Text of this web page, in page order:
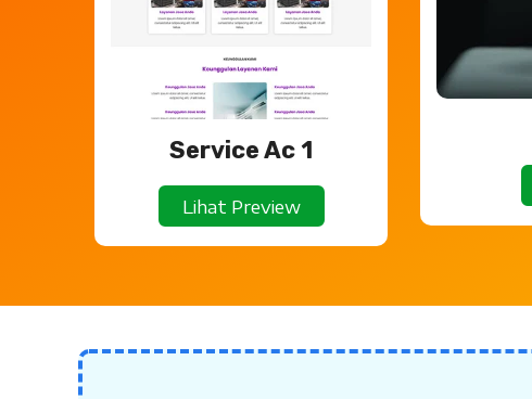
Service Ac 1
Lihat Preview